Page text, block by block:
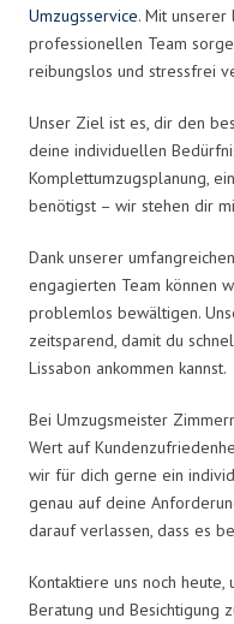
Umzugsservice. Mit unserer
professionellen Team
reibungslos und stressfrei
Unser Ziel ist es, dir den
deine individuellen
Komplettumzugsplanung,
benötigst – wir stehen dir
Dank unserer
engagierten Team können
problemlos bewältigen.
zeitsparend, damit du
Lissabon ankommen kannst.
Bei Umzugsmeister
Wert auf
wir für dich gerne ein
genau auf deine
darauf verlassen, dass es
Kontaktiere uns noch
Beratung und Besichtigung